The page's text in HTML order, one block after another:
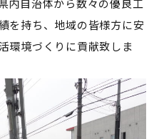
内自治体から数々の優良工
を持ち、地域の皆様方に安
環境づくりに貢献致しま